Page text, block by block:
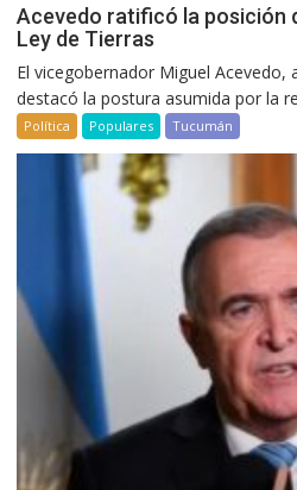
Acevedo ratificó la posición
Ley de Tierras
El vicegobernador Miguel Acevedo,
destacó la postura asumida por la
Política Populares Tucumán